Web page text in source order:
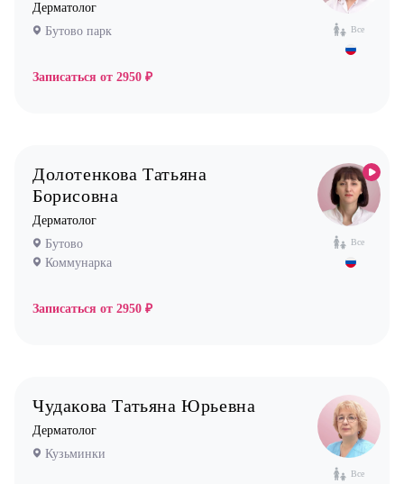
Все
Дерматолог
Бутово парк
Записаться от 2950 ₽
Все
Долотенкова Татьяна
Борисовна
Дерматолог
Бутово
Коммунарка
Записаться от 2950 ₽
Все
Чудакова Татьяна Юрьевна
Дерматолог
Кузьминки